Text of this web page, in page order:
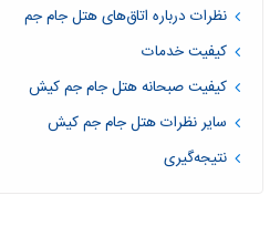
نظرات درباره اتاق‌های هتل جام جم
کیفیت خدمات
کیفیت صبحانه هتل جام جم کیش
سایر نظرات هتل جام جم کیش
نتیجه‌گیری